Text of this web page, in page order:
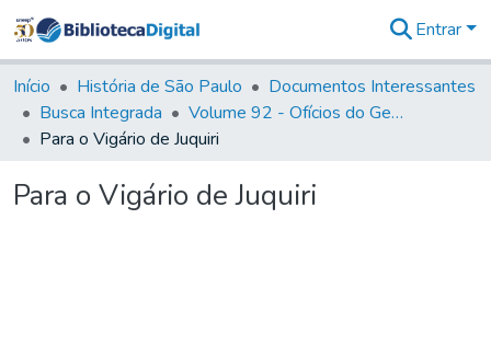
&
Coleções
Tudo na
Biblioteca
Estatísticas
Entrar
Início História de São Paulo
Documentos Interessantes
Busca Integrada
Volume 92 - Ofícios do General D. Luiz aos diversos funcionários da Capitania (1768- 1772)
Para o Vigário de Juquiri
Para o Vigário de Juquiri